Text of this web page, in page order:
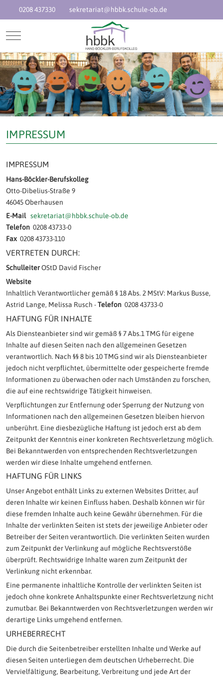
0208 437330 sekretariat@hbbk.schule-ob.de
Mobile Menu Toggle
IMPRESSUM
IMPRESSUM
Hans-Böckler-Berufskolleg
Otto-Dibelius-Straße 9
46045 Oberhausen
E-Mail sekretariat@hbbk.schule-ob.de
Telefon 0208 43733-0
Fax 0208 43733-110
VERTRETEN DURCH:
SchulleiterOStD David Fischer
Website
Inhaltlich Verantwortlicher gemäß § 18 Abs. 2 MStV: Markus Busse,
Astrid Lange, Melissa Rusch -Telefon 0208 43733-0
HAFTUNG FÜR INHALTE
Als Diensteanbieter sind wir gemäß § 7 Abs.1 TMG für eigene
Inhalte auf diesen Seiten nach den allgemeinen Gesetzen
verantwortlich. Nach §§ 8 bis 10 TMG sind wir als Diensteanbieter
jedoch nicht verpflichtet, übermittelte oder gespeicherte fremde
Informationen zu überwachen oder nach Umständen zu forschen,
die auf eine rechtswidrige Tätigkeit hinweisen.
Verpflichtungen zur Entfernung oder Sperrung der Nutzung von
Informationen nach den allgemeinen Gesetzen bleiben hiervon
unberührt. Eine diesbezügliche Haftung ist jedoch erst ab dem
Zeitpunkt der Kenntnis einer konkreten Rechtsverletzung möglich.
Bei Bekanntwerden von entsprechenden Rechtsverletzungen
werden wir diese Inhalte umgehend entfernen.
HAFTUNG FÜR LINKS
Unser Angebot enthält Links zu externen Websites Dritter, auf
deren Inhalte wir keinen Einfluss haben. Deshalb können wir für
diese fremden Inhalte auch keine Gewähr übernehmen. Für die
Inhalte der verlinkten Seiten ist stets der jeweilige Anbieter oder
Betreiber der Seiten verantwortlich. Die verlinkten Seiten wurden
zum Zeitpunkt der Verlinkung auf mögliche Rechtsverstöße
überprüft. Rechtswidrige Inhalte waren zum Zeitpunkt der
Verlinkung nicht erkennbar.
Eine permanente inhaltliche Kontrolle der verlinkten Seiten ist
jedoch ohne konkrete Anhaltspunkte einer Rechtsverletzung nicht
zumutbar. Bei Bekanntwerden von Rechtsverletzungen werden wir
derartige Links umgehend entfernen.
URHEBERRECHT
Die durch die Seitenbetreiber erstellten Inhalte und Werke auf
diesen Seiten unterliegen dem deutschen Urheberrecht. Die
Vervielfältigung, Bearbeitung, Verbreitung und jede Art der